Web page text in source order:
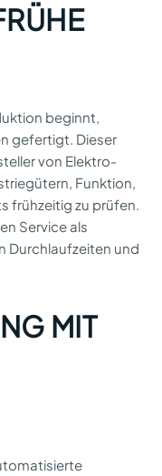
beginnt,
gefertigt. Dieser
von Elektro­
Funktion,
frühzeitig zu prüfen.
Service als
Durchlaufzeiten und
MIT